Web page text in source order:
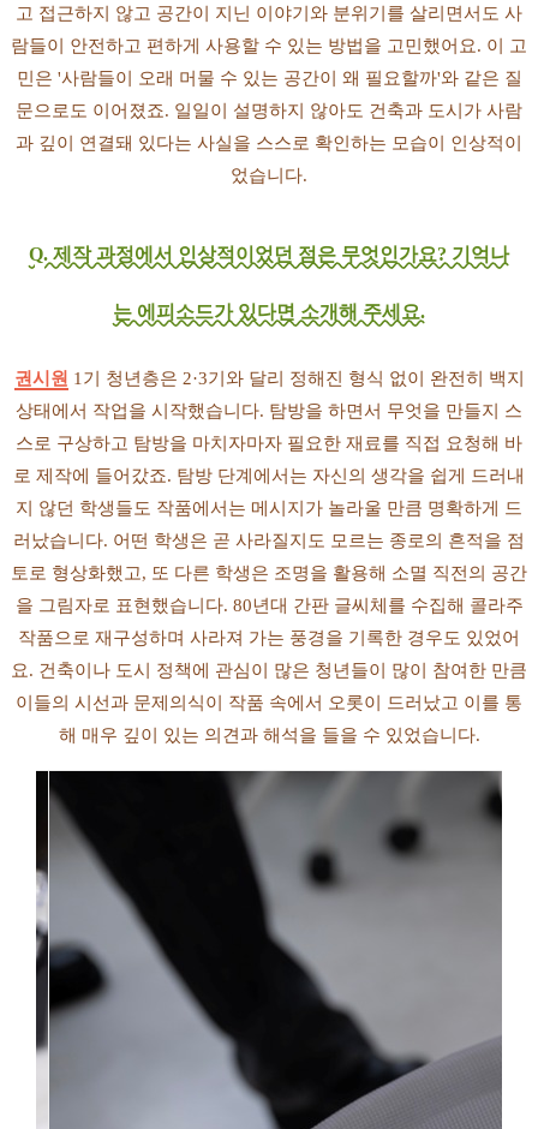
고 접근하지 않고 공간이 지닌 이야기와 분위기를 살리면서도 사
람들이 안전하고 편하게 사용할 수 있는 방법을 고민했어요. 이 고
민은 '사람들이 오래 머물 수 있는 공간이 왜 필요할까'와 같은 질
문으로도 이어졌죠. 일일이 설명하지 않아도 건축과 도시가 사람
과 깊이 연결돼 있다는 사실을 스스로 확인하는 모습이 인상적이
었습니다.
Q. 제작 과정에서 인상적이었던 점은 무엇인가요? 기억나
는 에피소드가 있다면 소개해 주세요.
권시원 1기 청년층은 2·3기와 달리 정해진 형식 없이 완전히 백지
상태에서 작업을 시작했습니다. 탐방을 하면서 무엇을 만들지 스
스로 구상하고 탐방을 마치자마자 필요한 재료를 직접 요청해 바
로 제작에 들어갔죠. 탐방 단계에서는 자신의 생각을 쉽게 드러내
지 않던 학생들도 작품에서는 메시지가 놀라울 만큼 명확하게 드
러났습니다. 어떤 학생은 곧 사라질지도 모르는 종로의 흔적을 점
토로 형상화했고, 또 다른 학생은 조명을 활용해 소멸 직전의 공간
을 그림자로 표현했습니다. 80년대 간판 글씨체를 수집해 콜라주
작품으로 재구성하며 사라져 가는 풍경을 기록한 경우도 있었어
요. 건축이나 도시 정책에 관심이 많은 청년들이 많이 참여한 만큼
이들의 시선과 문제의식이 작품 속에서 오롯이 드러났고 이를 통
해 매우 깊이 있는 의견과 해석을 들을 수 있었습니다.